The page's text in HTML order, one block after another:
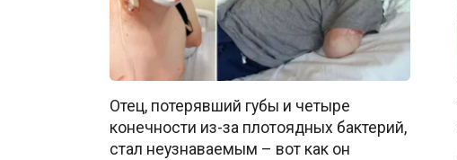
Отец, потерявший губы и четыре
конечности из-за плотоядных бактерий,
стал неузнаваемым – вот как он